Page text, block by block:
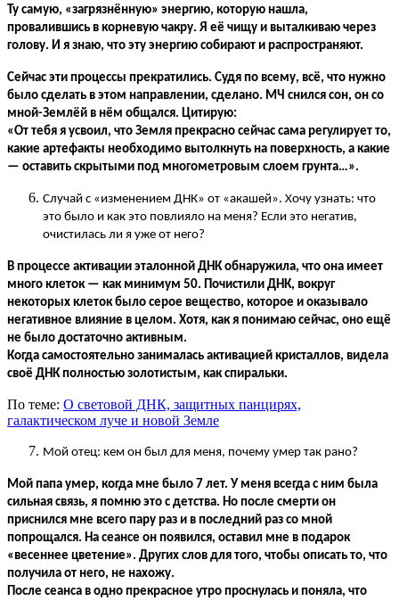
Ту самую, «загрязнённую» энергию, которую нашла,
провалившись в корневую чакру. Я её чищу и выталкиваю через
голову. И я знаю, что эту энергию собирают и распространяют.
Сейчас эти процессы прекратились. Судя по всему, всё, что нужно
было сделать в этом направлении, сделано. МЧ снился сон, он со
мной-Землёй в нём общался. Цитирую:
«От тебя я усвоил, что Земля прекрасно сейчас сама регулирует то,
какие артефакты необходимо вытолкнуть на поверхность, а какие
— оставить скрытыми под многометровым слоем грунта…».
Случай с «изменением ДНК» от «акашей». Хочу узнать: что
это было и как это повлияло на меня? Если это негатив,
очистилась ли я уже от него?
В процессе активации эталонной ДНК обнаружила, что она имеет
много клеток — как минимум 50. Почистили ДНК, вокруг
некоторых клеток было серое вещество, которое и оказывало
негативное влияние в целом. Хотя, как я понимаю сейчас, оно ещё
не было достаточно активным.
Когда самостоятельно занималась активацией кристаллов, видела
своё ДНК полностью золотистым, как спиральки.
По теме: О световой ДНК, защитных панцирях,
галактическом луче и новой Земле
Мой отец: кем он был для меня, почему умер так рано?
Мой папа умер, когда мне было 7 лет. У меня всегда с ним была
сильная связь, я помню это с детства. Но после смерти он
приснился мне всего пару раз и в последний раз со мной
попрощался. На сеансе он появился, оставил мне в подарок
«весеннее цветение». Других слов для того, чтобы описать то, что
получила от него, не нахожу.
После сеанса в одно прекрасное утро проснулась и поняла, что